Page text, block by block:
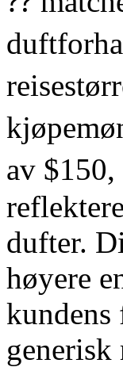
av
dufter.
høyere
kundens